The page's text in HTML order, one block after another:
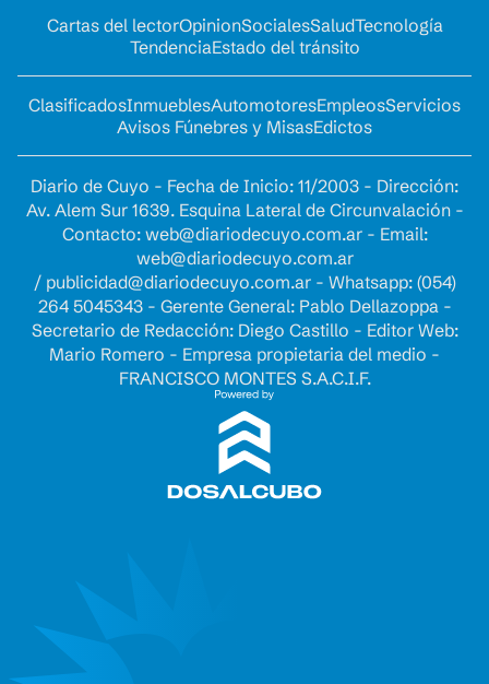
Cartas del lectorOpinionSocialesSaludTecnología
TendenciaEstado del tránsito
ClasificadosInmueblesAutomotoresEmpleosServicios
Avisos Fúnebres y MisasEdictos
Diario de Cuyo - Fecha de Inicio: 11/2003 - Dirección:
Av. Alem Sur 1639. Esquina Lateral de Circunvalación -
Contacto: web@diariodecuyo.com.ar- Email:
web@diariodecuyo.com.ar
/ publicidad@diariodecuyo.com.ar- Whatsapp: (054)
264 5045343 - Gerente General: Pablo Dellazoppa -
Secretario de Redacción: Diego Castillo - Editor Web:
Mario Romero - Empresa propietaria del medio -
FRANCISCO MONTES S.A.C.I.F.